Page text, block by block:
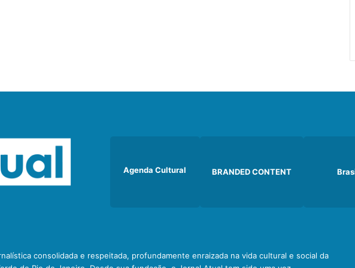
Agenda Cultural BRANDED CONTENT
consolidada e respeitada, profundamente enraizada na vida cultural e social da